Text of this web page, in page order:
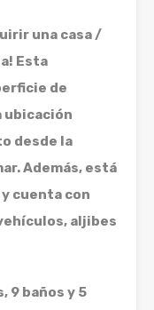
una casa /
Esta
de
ubicación
desde la
Además, está
cuenta con
aljibes
9 baños y 5